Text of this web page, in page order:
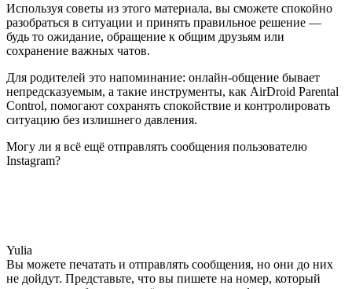
Используя советы из этого материала, вы сможете спокойно
разобраться в ситуации и принять правильное решение —
будь то ожидание, обращение к общим друзьям или
сохранение важных чатов.
Для родителей это напоминание: онлайн-общение бывает
непредсказуемым, а такие инструменты, как AirDroid Parental
Control, помогают сохранять спокойствие и контролировать
ситуацию без излишнего давления.
Могу ли я всё ещё отправлять сообщения пользователю
Instagram?
Yulia
Вы можете печатать и отправлять сообщения, но они до них
не дойдут. Представьте, что вы пишете на номер, который